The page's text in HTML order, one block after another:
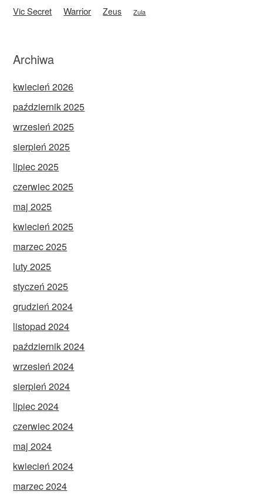
Vic Secret Warrior Zeus Zula
Archiwa
kwiecień 2026
październik 2025
wrzesień 2025
sierpień 2025
lipiec 2025
czerwiec 2025
maj 2025
kwiecień 2025
marzec 2025
luty 2025
styczeń 2025
grudzień 2024
listopad 2024
październik 2024
wrzesień 2024
sierpień 2024
lipiec 2024
czerwiec 2024
maj 2024
kwiecień 2024
marzec 2024